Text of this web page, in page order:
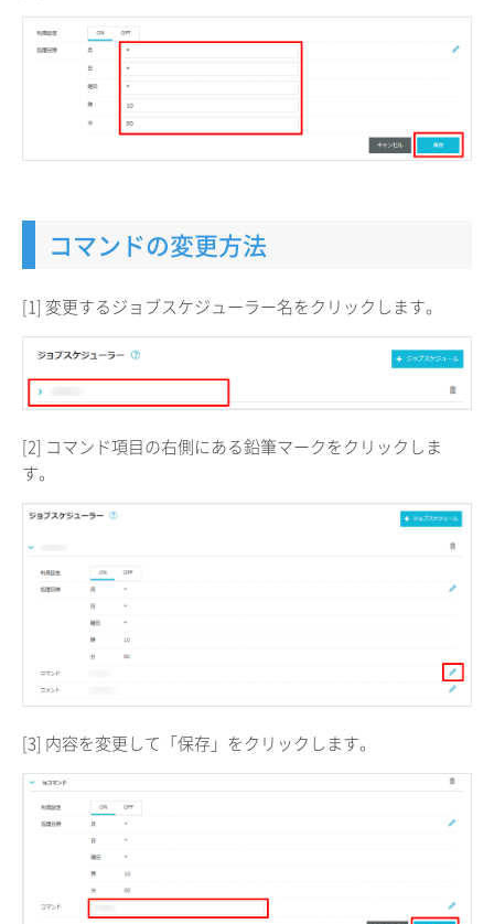
コマンドの変更方法
[1] 変更するジョブスケジューラー名をクリックします。
[2] コマンド項目の右側にある鉛筆マークをクリックしま
す。
[3] 内容を変更して「保存」をクリックします。